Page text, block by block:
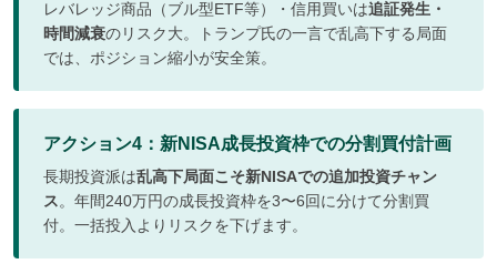
レバレッジ商品（ブル型ETF等）・信用買いは追証発生・
時間減衰のリスク大。トランプ氏の一言で乱高下する局面
では、ポジション縮小が安全策。
アクション4：新NISA成長投資枠での分割買付計画
長期投資派は乱高下局面こそ新NISAでの追加投資チャン
ス。年間240万円の成長投資枠を3〜6回に分けて分割買
付。一括投入よりリスクを下げます。